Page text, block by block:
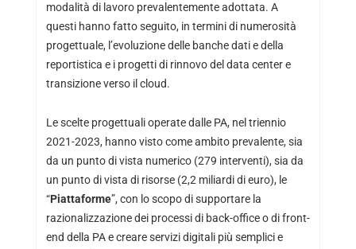
modalità di lavoro prevalentemente adottata. A
questi hanno fatto seguito, in termini di numerosità
progettuale, l’evoluzione delle banche dati e della
reportistica e i progetti di rinnovo del data center e
transizione verso il cloud.
Le scelte progettuali operate dalle PA, nel triennio
2021-2023, hanno visto come ambito prevalente, sia
da un punto di vista numerico (279 interventi), sia da
un punto di vista di risorse (2,2 miliardi di euro), le
“Piattaforme”, con lo scopo di supportare la
razionalizzazione dei processi di back-office o di front-
end della PA e creare servizi digitali più semplici e